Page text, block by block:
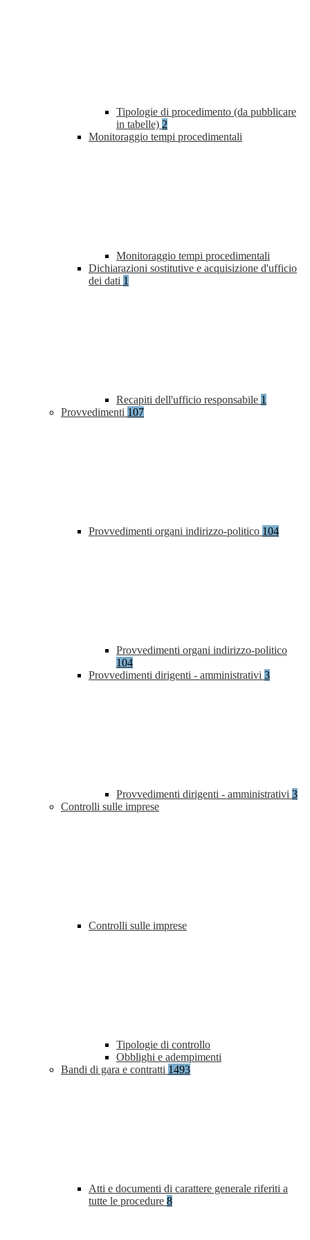
Tipologie di procedimento (da pubblicare
in tabelle) 2
Monitoraggio tempi procedimentali
Monitoraggio tempi procedimentali
Dichiarazioni sostitutive e acquisizione d'ufficio
dei dati 1
Recapiti dell'ufficio responsabile 1
Provvedimenti 107
Provvedimenti organi indirizzo-politico 104
Provvedimenti organi indirizzo-politico
104
Provvedimenti dirigenti - amministrativi 3
Provvedimenti dirigenti - amministrativi 3
Controlli sulle imprese
Controlli sulle imprese
Tipologie di controllo
Obblighi e adempimenti
Bandi di gara e contratti 1493
Atti e documenti di carattere generale riferiti a
tutte le procedure 8